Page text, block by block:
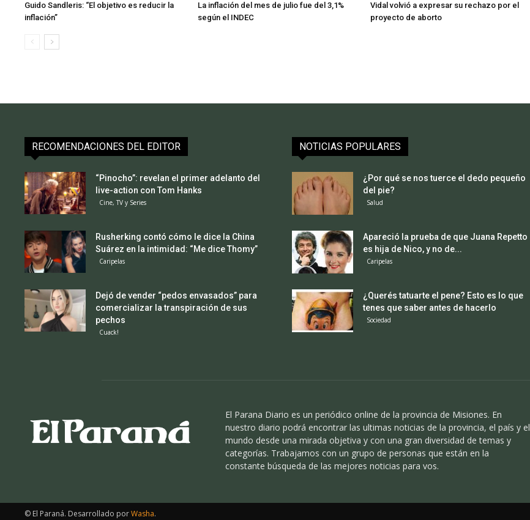
Guido Sandleris: “El objetivo es reducir la
inflación”
La inflación del mes de julio fue del 3,1%
según el INDEC
Vidal volvió a expresar su rechazo por el
proyecto de aborto
RECOMENDACIONES DEL EDITOR
“Pinocho”: revelan el primer adelanto del
live-action con Tom Hanks
Cine, TV y Series
Rusherking contó cómo le dice la China
Suárez en la intimidad: “Me dice Thomy”
Caripelas
Dejó de vender “pedos envasados” para
comercializar la transpiración de sus
pechos
Cuack!
NOTICIAS POPULARES
¿Por qué se nos tuerce el dedo pequeño
del pie?
Salud
Apareció la prueba de que Juana Repetto
es hija de Nico, y no de...
Caripelas
¿Querés tatuarte el pene? Esto es lo que
tenes que saber antes de hacerlo
Sociedad
El Parana Diario es un periódico online de la provincia de Misiones. En
nuestro diario podrá encontrar las ultimas noticias de la provincia, el país y el
mundo desde una mirada objetiva y con una gran diversidad de temas y
categorías. Trabajamos con un grupo de personas que están en la
constante búsqueda de las mejores noticias para vos.
© El Paraná. Desarrollado porWasha.